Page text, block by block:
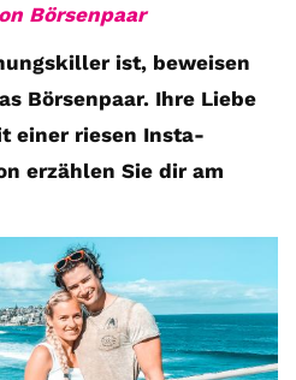
Börsenpaar
ist, beweisen
Börsenpaar. Ihre Liebe
einer riesen Insta-
erzählen Sie dir am